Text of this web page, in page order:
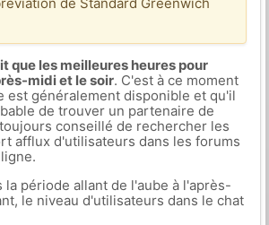
que les meilleures heures pour
midi et le soir. C'est à ce moment
est généralement disponible et qu'il
de trouver un partenaire de
conseillé de rechercher les
afflux d'utilisateurs dans les forums
la période allant de l'aube à l'après-
le niveau d'utilisateurs dans le chat